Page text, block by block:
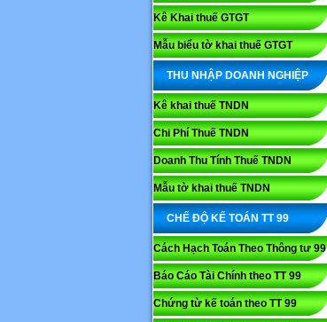
Kê Khai thuế GTGT
Mẫu biểu tờ khai thuế GTGT
THU NHẬP DOANH NGHIỆP
Kê khai thuế TNDN
Chi Phí Thuế TNDN
Doanh Thu Tính Thuế TNDN
Mẫu tờ khai thuế TNDN
CHẾ ĐỘ KẾ TOÁN TT 99
Cách Hạch Toán Theo Thông tư 99
Báo Cáo Tài Chính theo TT 99
Chứng từ kế toán theo TT 99